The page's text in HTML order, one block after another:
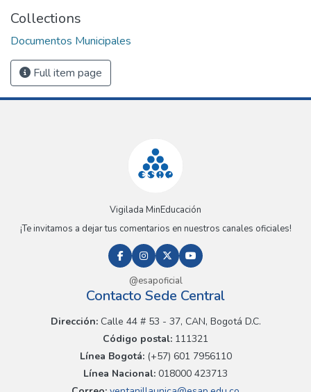
Collections
Documentos Municipales
Full item page
Vigilada MinEducación
¡Te invitamos a dejar tus comentarios en nuestros canales oficiales!
@esapoficial
Contacto Sede Central
Dirección:Calle 44 # 53 - 37, CAN, Bogotá D.C.
Código postal: 111321
Línea Bogotá:(+57) 601 7956110
Línea Nacional: 018000 423713